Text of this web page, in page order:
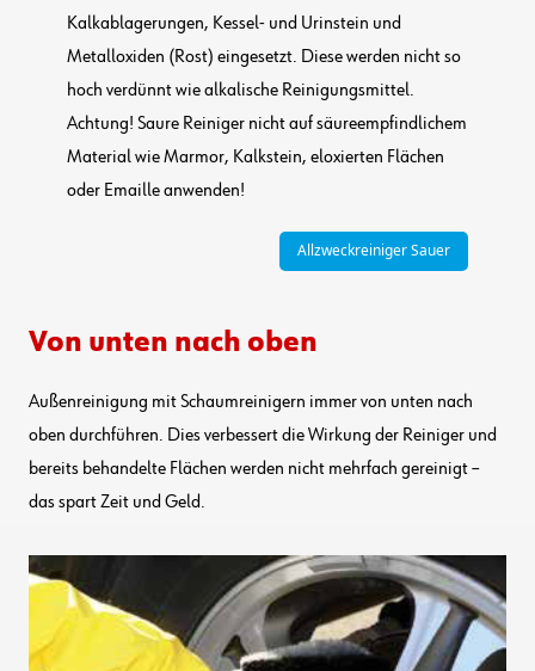
Kalkablagerungen, Kessel- und Urinstein und
Metalloxiden (Rost) eingesetzt. Diese werden nicht so
hoch verdünnt wie alkalische Reinigungsmittel.
Achtung! Saure Reiniger nicht auf säureempfindlichem
Material wie Marmor, Kalkstein, eloxierten Flächen
oder Emaille anwenden!
Allzweckreiniger Sauer
Von unten nach oben
Außenreinigung mit Schaumreinigern immer von unten nach
oben durchführen. Dies verbessert die Wirkung der Reiniger und
bereits behandelte Flächen werden nicht mehrfach gereinigt –
das spart Zeit und Geld.